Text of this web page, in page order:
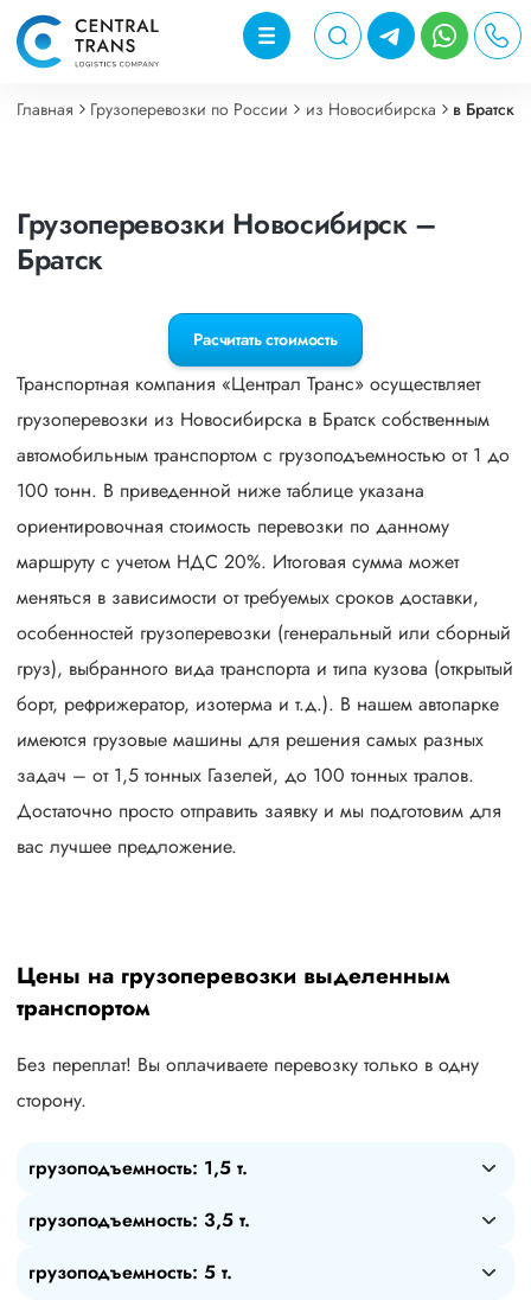
Главная Грузоперевозки по России из Новосибирска в Братск
Грузоперевозки Новосибирск –
Братск
Расчитать стоимость
Транспортная компания «Централ Транс» осуществляет
грузоперевозки из Новосибирска в Братск собственным
автомобильным транспортом с грузоподъемностью от 1 до
100 тонн. В приведенной ниже таблице указана
ориентировочная стоимость перевозки по данному
маршруту с учетом НДС 20%. Итоговая сумма может
меняться в зависимости от требуемых сроков доставки,
особенностей грузоперевозки (генеральный или сборный
груз), выбранного вида транспорта и типа кузова (открытый
борт, рефрижератор, изотерма и т.д.). В нашем автопарке
имеются грузовые машины для решения самых разных
задач – от 1,5 тонных Газелей, до 100 тонных тралов.
Достаточно просто отправить заявку и мы подготовим для
вас лучшее предложение.
Цены на грузоперевозки выделенным
транспортом
Без переплат! Вы оплачиваете перевозку только в одну
сторону.
грузоподъемность: 1,5 т.
грузоподъемность: 3,5 т.
грузоподъемность: 5 т.